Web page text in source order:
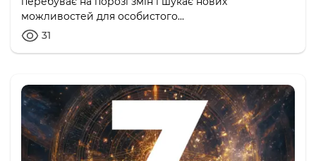
можливостей для особистого...
31